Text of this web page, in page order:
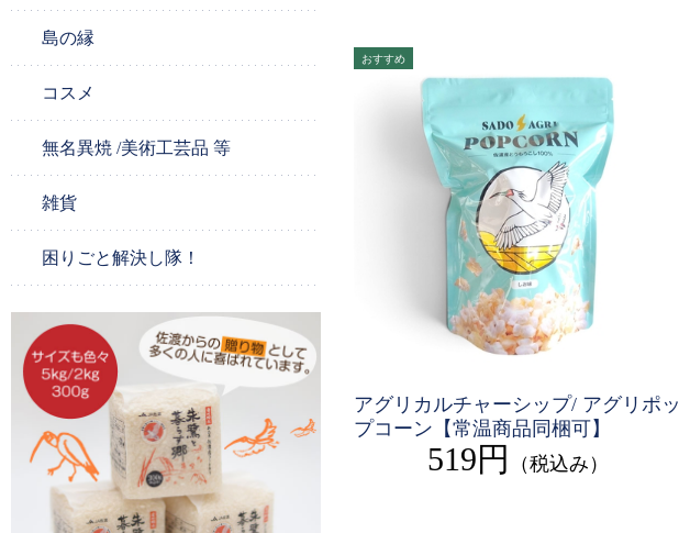
アグリカルチャーシップ/ アグリポッ
プコーン【常温商品同梱可】
519円 （税込み）
島の縁
コスメ
無名異焼 /美術工芸品 等
雑貨
困りごと解決し隊！